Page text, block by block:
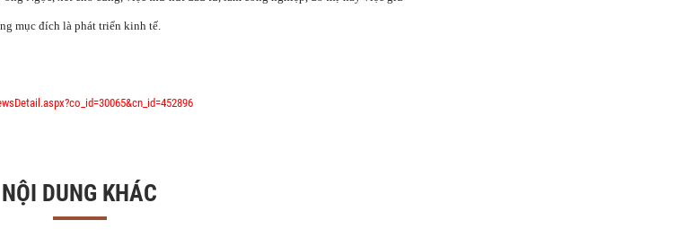
mục đích là phát triển kinh tế.
NỘI DUNG KHÁC